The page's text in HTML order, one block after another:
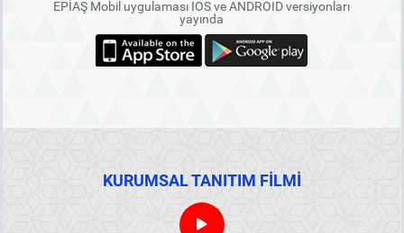
EPİAŞ Mobil uygulaması IOS ve ANDROID versiyonları
yayında
KURUMSAL TANITIM FİLMİ